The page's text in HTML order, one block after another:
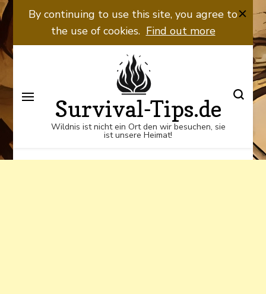
Wildnis ist nicht ein Ort den wir
besuchen, sie ist unsere Heimat!
By continuing to use this site, you agree to
the use of cookies. Find out more
Survival-Tips.de
Wildnis ist nicht ein Ort den wir besuchen, sie
ist unsere Heimat!